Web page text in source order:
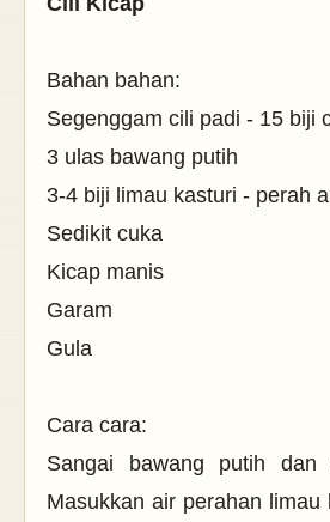
Bahan bahan:
Segenggam cili padi - 15 biji
3 ulas bawang putih
3-4 biji limau kasturi - perah
Sedikit cuka
Kicap manis
Garam
Gula
Cara cara:
Sangai bawang putih
Masukkan air perahan